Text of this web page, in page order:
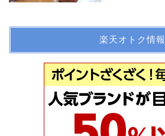
楽天オトク情報